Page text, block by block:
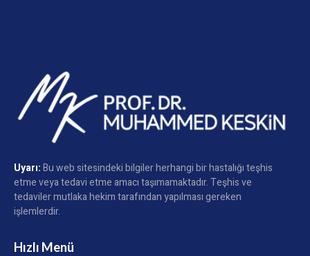
Uyarı:Bu web sitesindeki bilgiler herhangi bir hastalığı teşhis
etme veya tedavi etme amacı taşımamaktadır. Teşhis ve
tedaviler mutlaka hekim tarafından yapılması gereken
işlemlerdir.
Hızlı Menü